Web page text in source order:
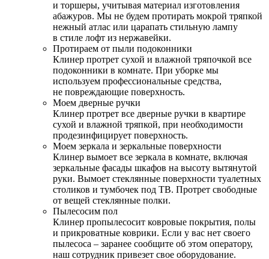
и торшеры, учитывая материал изготовления
абажуров. Мы не будем протирать мокрой тряпкой
нежный атлас или царапать стильную лампу
в стиле лофт из нержавейки.
Протираем от пыли подоконники
Клинер протрет сухой и влажной тряпочкой все
подоконники в комнате. При уборке мы
используем профессиональные средства,
не повреждающие поверхность.
Моем дверные ручки
Клинер протрет все дверные ручки в квартире
сухой и влажной тряпкой, при необходимости
продезинфицирует поверхность.
Моем зеркала и зеркальные поверхности
Клинер вымоет все зеркала в комнате, включая
зеркальные фасады шкафов на высоту вытянутой
руки. Вымоет стеклянные поверхности туалетных
столиков и тумбочек под ТВ. Протрет свободные
от вещей стеклянные полки.
Пылесосим пол
Клинер пропылесосит ковровые покрытия, полы
и прикроватные коврики. Если у вас нет своего
пылесоса – заранее сообщите об этом оператору,
наш сотрудник привезет свое оборудование.